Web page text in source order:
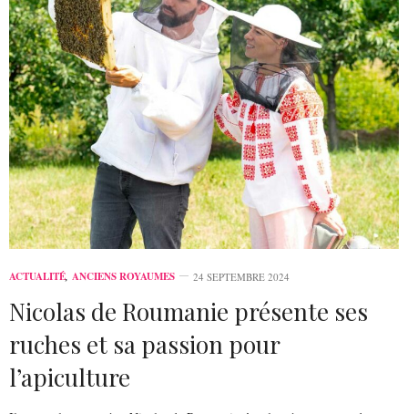
ACTUALITÉ, ANCIENS ROYAUMES 24 SEPTEMBRE 2024
Nicolas de Roumanie présente ses
ruches et sa passion pour
l’apiculture